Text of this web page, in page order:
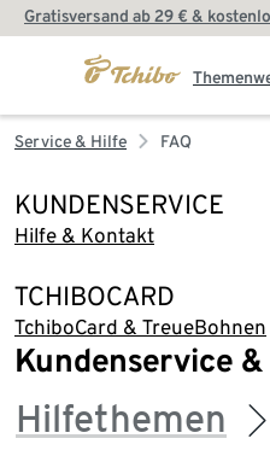
Gratisversand ab 29 € &
Service & Hilfe FAQ
KUNDENSERVICE
Hilfe & Kontakt
TCHIBOCARD
TchiboCard & TreueBohnen
Kundenservice
Hilfethemen